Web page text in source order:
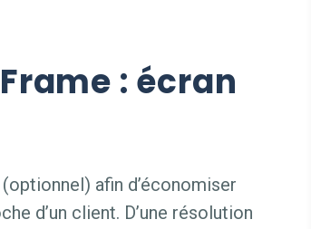
: écran
afin d’économiser
d’un client. D’une résolution